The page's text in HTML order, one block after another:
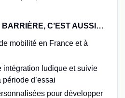
C’EST AUSSI…
mobilité en France et à
intégration ludique et suivie
période d’essai
pour développer